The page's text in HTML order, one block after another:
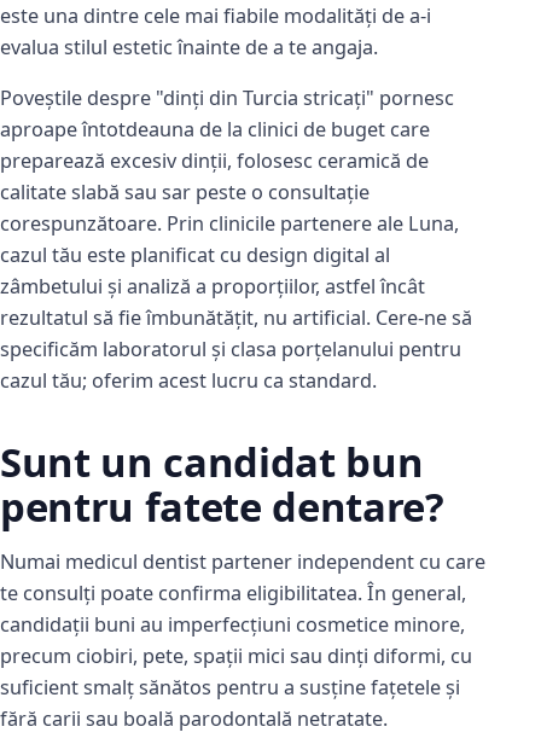
este una dintre cele mai fiabile modalități de a-i
evalua stilul estetic înainte de a te angaja.
Poveștile despre "dinți din Turcia stricați" pornesc
aproape întotdeauna de la clinici de buget care
preparează excesiv dinții, folosesc ceramică de
calitate slabă sau sar peste o consultație
corespunzătoare. Prin clinicile partenere ale Luna,
cazul tău este planificat cu design digital al
zâmbetului și analiză a proporțiilor, astfel încât
rezultatul să fie îmbunătățit, nu artificial. Cere-ne să
specificăm laboratorul și clasa porțelanului pentru
cazul tău; oferim acest lucru ca standard.
Sunt un candidat bun
pentru fatete dentare?
Numai medicul dentist partener independent cu care
te consulți poate confirma eligibilitatea. În general,
candidații buni au imperfecțiuni cosmetice minore,
precum ciobiri, pete, spații mici sau dinți diformi, cu
suficient smalț sănătos pentru a susține fațetele și
fără carii sau boală parodontală netratate.